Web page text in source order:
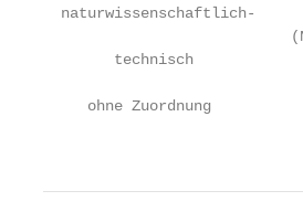
  naturwissenschaftlich-
        technisch
ohne Zuordnung